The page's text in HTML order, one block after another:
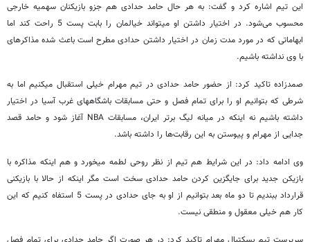
این تیم اشاره کرد و گفت: به هر حال حامد حدادی هم جزو بازیکنان سهمیه خارجی
محسوب می‌شود. در اختیار داشتن او می‎تواند خیال‎مان را بابت پست 5 راحت کند اما
ابهاماتی که در مورد مدت زمان در اختیار داشتن حدادی مطرح است باعث شده مذاکره‎ای
با وی نداشته باشیم.
صمدزاده تاکید کرد: از حضور حامد حدادی در تیم مهرام خیلی استقبال می‎کنیم اما به
شرطی که بتوانیم او را برای تمام فصل و حتی مسابقات باشگاه‎های غرب آسیا در اختیار
داشته باشیم نه اینکه در میانه لیگ برتر ایران، مسابقات NBA آغاز شود و حامد قصد
جدایی از مهرام و پیوستن به این رقابت‌ها را داشته باشد.
وی ادامه داد: در این شرایط هم تیم از نظر روحی لطمه می‎خورد و هم اینکه مذاکره با
بازیکن جدید برای جایگزین کردن حامد حدادی سخت است مگر اینکه از حالا با بازیکنی
قرارداد ببندیم تا دو ماه بعد بتوانیم از او به جای حدادی در پست 5 استفاه کنیم که این
کار هم خیلی معقول و منطقی نیست.